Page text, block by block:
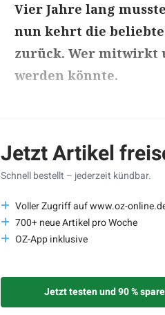
Vier Jahre lang
nun kehrt die
zurück. Wer mitwirkt
werden könnte.
Jetzt Artikel
Schnell bestellt – jederzeit kündbar.
Voller Zugriff auf www.oz-
700+ neue Artikel pro Woche
OZ-App inklusive
Jetzt testen und 90 %